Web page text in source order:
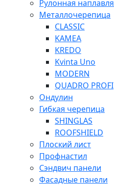
Рулонная
Металлочерепица
CLASSIC
KAMEA
KREDO
Kvinta Uno
MODERN
QUADRO PROFI
Ондулин
Гибкая черепица
SHINGLAS
ROOFSHIELD
Плоский лист
Профнастил
Сэндвич панели
Фасадные панели